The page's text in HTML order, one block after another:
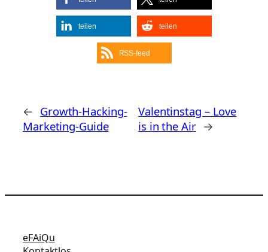
teilen teilen
RSS-feed
← Growth-Hacking-
Marketing-Guide
Valentinstag – Love
is in the Air →
eFAiQu